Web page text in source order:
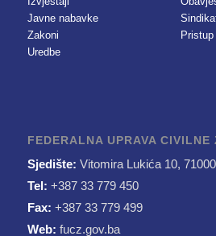
Javne nabavke
Zakoni
Uredbe
FEDERALNA UPRAVA CIVILNE
Sjedište: Vitomira Lukića 10,
Tel: +387 33 779 450
Fax: +387 33 779 499
Web: fucz.gov.ba